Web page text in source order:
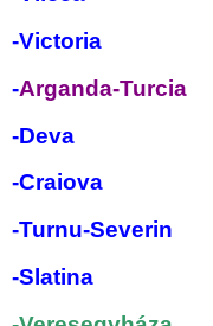
-Victoria
-Arganda-Turcia
-Deva
-Craiova
-Turnu-Severin
-Slatina